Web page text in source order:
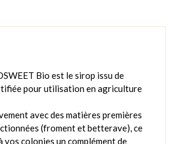
Bio est le sirop issu de
pour utilisation en agriculture
avec des matières premières
(froment et betterave), ce
vos colonies un complément de